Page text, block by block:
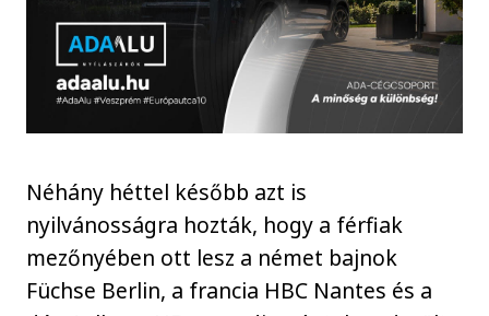
Néhány héttel később azt is
nyilvánosságra hozták, hogy a férfiak
mezőnyében ott lesz a német bajnok
Füchse Berlin, a francia HBC Nantes és a